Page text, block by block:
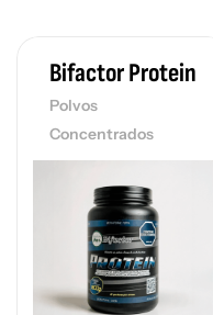
Bifactor Protein
Polvos
Concentrados